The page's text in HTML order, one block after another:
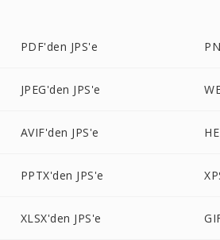
PDF'den JPS'e
JPEG'den JPS'e
AVIF'den JPS'e
PPTX'den JPS'e
XLSX'den JPS'e